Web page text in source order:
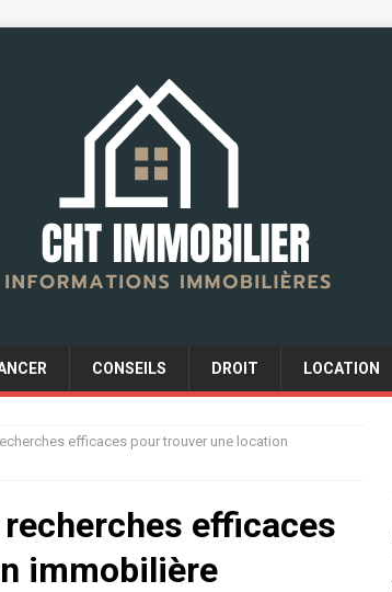
CONSEILS DROIT LOCATION
efficaces pour trouver une location
efficaces
immobilière